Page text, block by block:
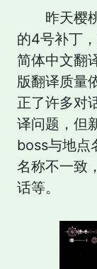
昨天樱
的4号补丁
简体中文翻
版翻译质量
正了许多对
译问题，但
boss与地点
名称不一致
话等。